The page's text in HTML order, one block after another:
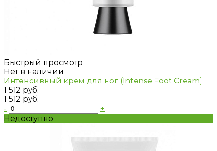
Быстрый просмотр
Нет в наличии
Интенсивный крем для ног (Intense Foot Cream)
1 512 руб.
1 512 руб.
-
+
Недоступно